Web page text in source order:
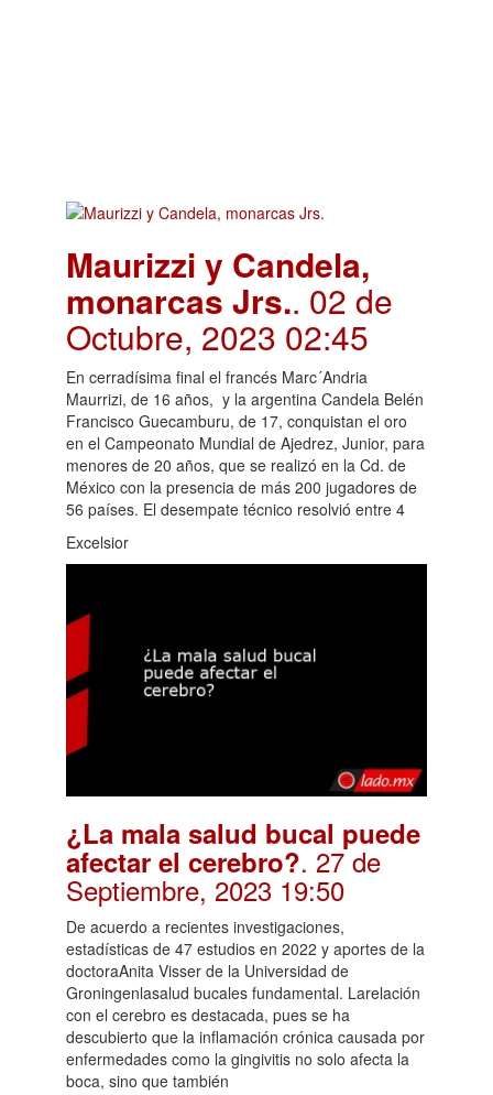
Maurizzi y Candela,
monarcas Jrs.. 02 de
Octubre, 2023 02:45
En cerradísima final el francés Marc´Andria
Maurrizi, de 16 años, y la argentina Candela Belén
Francisco Guecamburu, de 17, conquistan el oro
en el Campeonato Mundial de Ajedrez, Junior, para
menores de 20 años, que se realizó en la Cd. de
México con la presencia de más 200 jugadores de
56 países. El desempate técnico resolvió entre 4
Excelsior
¿La mala salud bucal puede
afectar el cerebro?. 27 de
Septiembre, 2023 19:50
De acuerdo a recientes investigaciones,
estadísticas de 47 estudios en 2022 y aportes de la
doctoraAnita Visser de la Universidad de
Groningenlasalud bucales fundamental. Larelación
con el cerebro es destacada, pues se ha
descubierto que la inflamación crónica causada por
enfermedades como la gingivitis no solo afecta la
boca, sino que también